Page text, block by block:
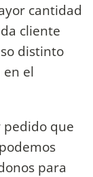
cantidad
cliente
distinto
el
pedido que
para